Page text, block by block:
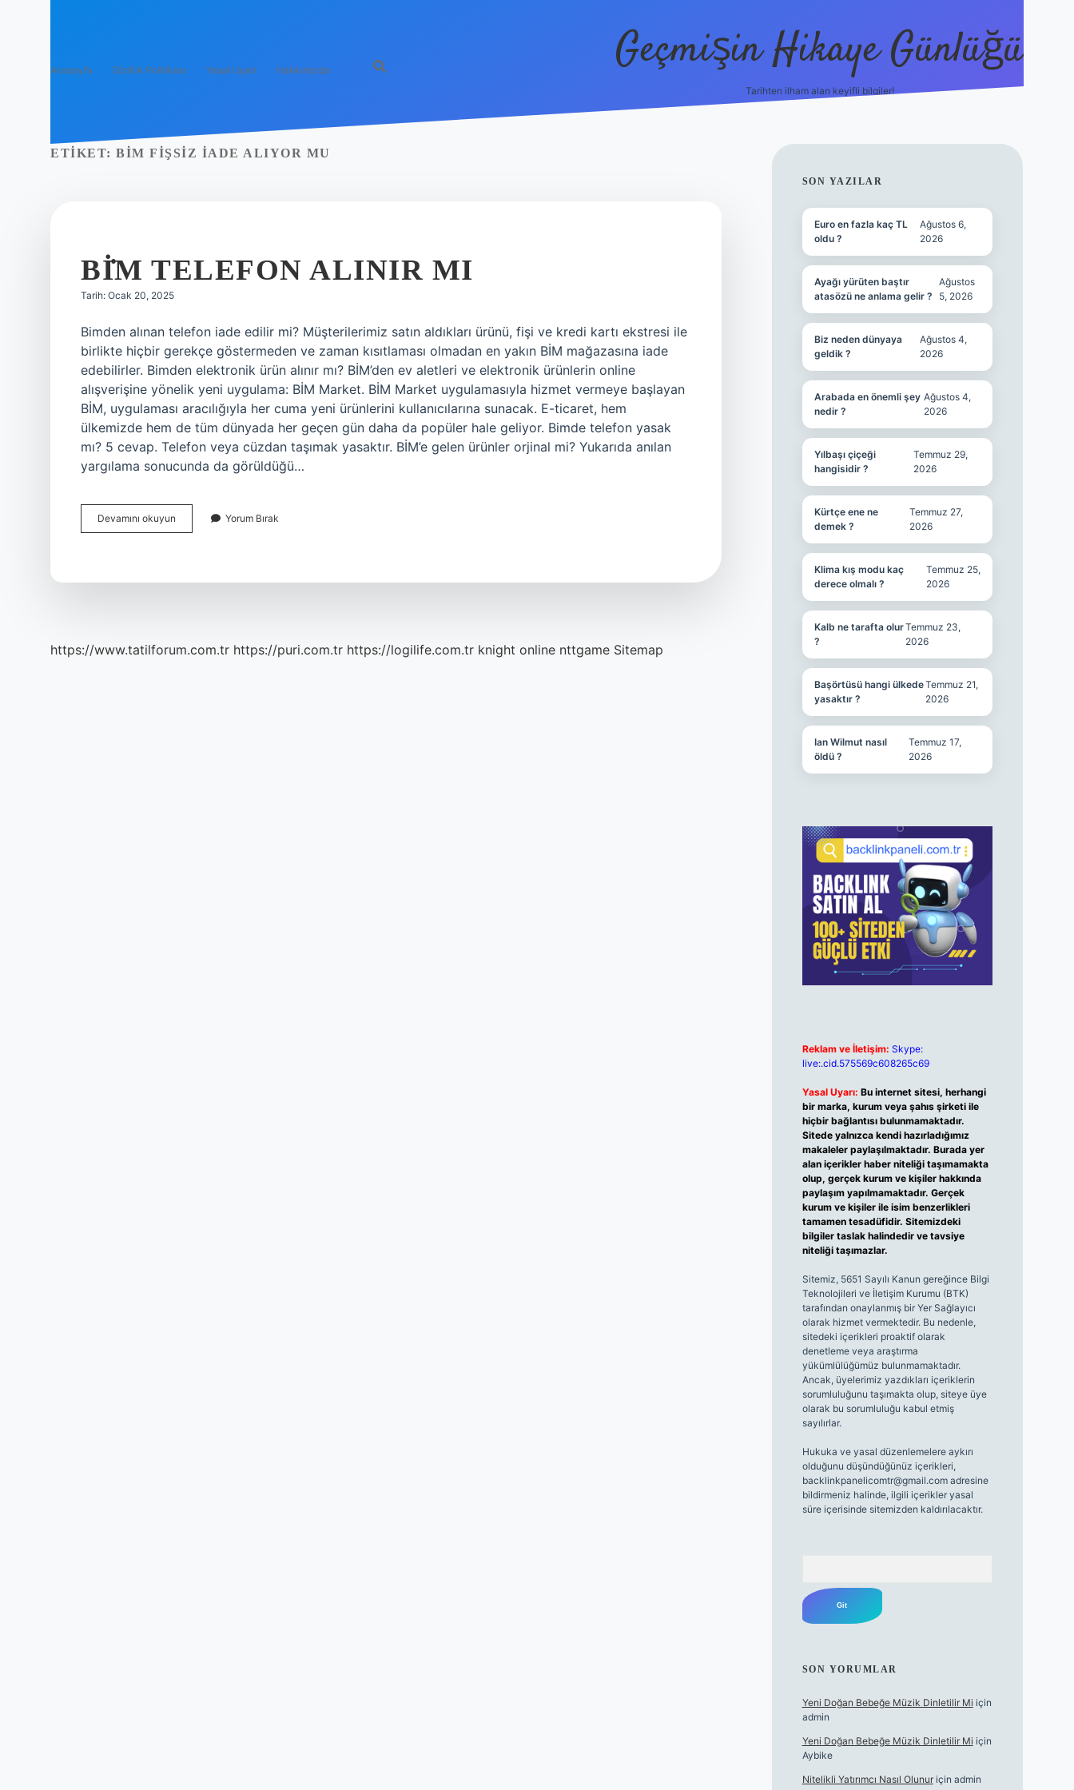
Anasayfa Gizlilik Politikası Yasal Uyarı Hakkımızda Geçmişin Hikaye Günlüğü
Tarihten ilham alan keyifli bilgiler!
ETIKET: BİM FIŞSIZ IADE ALIYOR MU
BİM TELEFON ALINIR MI
Tarih: Ocak 20, 2025
Bimden alınan telefon iade edilir mi? Müşterilerimiz satın aldıkları ürünü, fişi ve kredi kartı ekstresi ile
birlikte hiçbir gerekçe göstermeden ve zaman kısıtlaması olmadan en yakın BİM mağazasına iade
edebilirler. Bimden elektronik ürün alınır mı? BİM’den ev aletleri ve elektronik ürünlerin online
alışverişine yönelik yeni uygulama: BİM Market. BİM Market uygulamasıyla hizmet vermeye başlayan
BİM, uygulaması aracılığıyla her cuma yeni ürünlerini kullanıcılarına sunacak. E-ticaret, hem
ülkemizde hem de tüm dünyada her geçen gün daha da popüler hale geliyor. Bimde telefon yasak
mı? 5 cevap. Telefon veya cüzdan taşımak yasaktır. BİM’e gelen ürünler orjinal mi? Yukarıda anılan
yargılama sonucunda da görüldüğü…
Devamını okuyun
Telefon
Yorum Bırak
https://www.tatilforum.com.tr https://puri.com.tr https://logilife.com.tr knight online nttgame Sitemap
SIDEBAR
SON YAZILAR
Euro en fazla kaç TL
oldu ?
Ağustos 6,
2026
Ayağı yürüten baştır
atasözü ne anlama gelir ?
Ağustos
5, 2026
Biz neden dünyaya
geldik ?
Ağustos 4,
2026
Arabada en önemli şey
nedir ?
Ağustos 4,
2026
Yılbaşı çiçeği
hangisidir ?
Temmuz 29,
2026
Kürtçe ene ne
demek ?
Temmuz 27,
2026
Klima kış modu kaç
derece olmalı ?
Temmuz 25,
2026
Kalb ne tarafta olur
?
Temmuz 23,
2026
Başörtüsü hangi ülkede
yasaktır ?
Temmuz 21,
2026
Ian Wilmut nasıl
öldü ?
Temmuz 17,
2026
Reklam ve İletişim: Skype:
live:.cid.575569c608265c69
Yasal Uyarı: Bu internet sitesi, herhangi
bir marka, kurum veya şahıs şirketi ile
hiçbir bağlantısı bulunmamaktadır.
Sitede yalnızca kendi hazırladığımız
makaleler paylaşılmaktadır. Burada yer
alan içerikler haber niteliği taşımamakta
olup, gerçek kurum ve kişiler hakkında
paylaşım yapılmamaktadır. Gerçek
kurum ve kişiler ile isim benzerlikleri
tamamen tesadüfidir. Sitemizdeki
bilgiler taslak halindedir ve tavsiye
niteliği taşımazlar.
Sitemiz, 5651 Sayılı Kanun gereğince Bilgi
Teknolojileri ve İletişim Kurumu (BTK)
tarafından onaylanmış bir Yer Sağlayıcı
olarak hizmet vermektedir. Bu nedenle,
sitedeki içerikleri proaktif olarak
denetleme veya araştırma
yükümlülüğümüz bulunmamaktadır.
Ancak, üyelerimiz yazdıkları içeriklerin
sorumluluğunu taşımakta olup, siteye üye
olarak bu sorumluluğu kabul etmiş
sayılırlar.
Hukuka ve yasal düzenlemelere aykırı
olduğunu düşündüğünüz içerikleri,
backlinkpanelicomtr@gmail.comadresine
bildirmeniz halinde, ilgili içerikler yasal
süre içerisinde sitemizden kaldırılacaktır.
SON YORUMLAR
Yeni Doğan Bebeğe Müzik Dinletilir Mi için
admin
Yeni Doğan Bebeğe Müzik Dinletilir Mi için
Aybike
Nitelikli Yatırımcı Nasıl Olunuriçin admin
betbox giriş